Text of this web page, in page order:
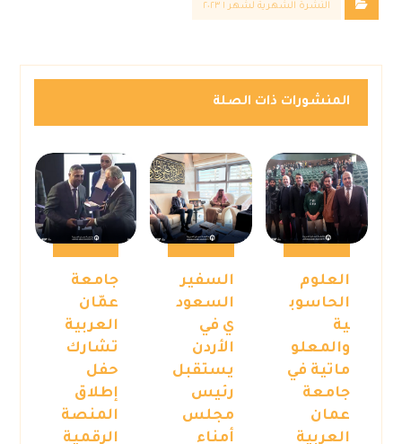
النشرة الشهرية لشهر ١ ٢٠٢٣
المنشورات ذات الصلة
العلوم
الحاسوب
ية
والمعلو
ماتية في
جامعة
عمان
العربية
السفير
السعود
ي في
الأردن
يستقبل
رئيس
مجلس
أمناء
جامعة
عمّان
العربية
تشارك
حفل
إطلاق
المنصة
الرقمية